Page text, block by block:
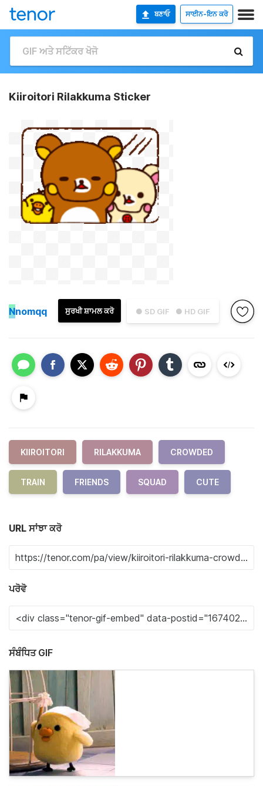
ਬਣਾਓ ਸਾਈਨ-ਇਨ ਕਰੋ
Kiiroitori Rilakkuma Sticker
● SD GIF ● HD GIF
ਸੁਰਖੀ ਸ਼ਾਮਲ ਕਰੋ
Nnomqq
KIIROITORI RILAKKUMA CROWDED
TRAIN FRIENDS SQUAD CUTE
URL ਸਾਂਝਾ ਕਰੋ
ਪਰੋਵੋ
ਸੰਬੰਧਿਤ GIF